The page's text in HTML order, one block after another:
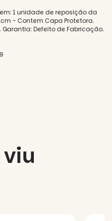
1 unidade de reposição da
- Contem Capa Protetora.
Defeito de Fabricação.